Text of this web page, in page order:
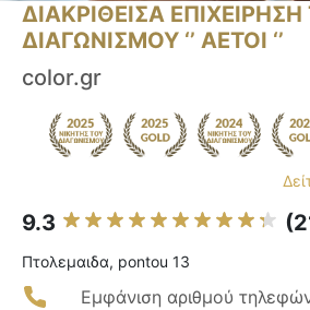
ΔΙΑΚΡΙΘΕΙΣΑ
ΔΙΑΓΩΝΙΣΜΟΥ ‘’ ΑΕΤΟΙ ‘’
color.gr
9.3
Πτολεμαιδα, pontou 13
Εμφάνιση αριθμού